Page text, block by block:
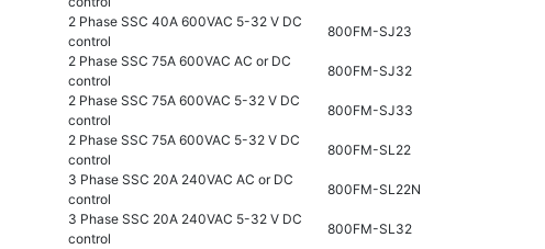
2 Phase SSC 40A 600VAC 5-32 V DC
control
800FM-SJ23
2 Phase SSC 75A 600VAC AC or DC
control
800FM-SJ32
2 Phase SSC 75A 600VAC 5-32 V DC
control
800FM-SJ33
2 Phase SSC 75A 600VAC 5-32 V DC
control
800FM-SL22
3 Phase SSC 20A 240VAC AC or DC
control
800FM-SL22N
3 Phase SSC 20A 240VAC 5-32 V DC
control
800FM-SL32